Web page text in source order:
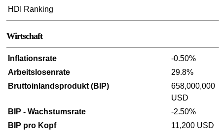
HDI Ranking
Wirtschaft
Inflationsrate
-0.50%
Arbeitslosenrate
29.8%
Bruttoinlandsprodukt (BIP)
658,000,000
USD
BIP - Wachstumsrate
-2.50%
BIP pro Kopf
11,200 USD